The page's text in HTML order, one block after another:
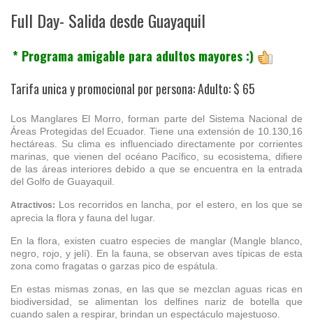
Full Day- Salida desde Guayaquil
* Programa amigable para adultos mayores :)
Tarifa unica y promocional por persona: Adulto: $ 65
Los Manglares El Morro, forman parte del Sistema Nacional de
Áreas Protegidas del Ecuador. Tiene una extensión de 10.130,16
hectáreas. Su clima es influenciado directamente por corrientes
marinas, que vienen del océano Pacífico, su ecosistema, difiere
de las áreas interiores debido a que se encuentra en la entrada
del Golfo de Guayaquil.
Atractivos: Los recorridos en lancha, por el estero, en los que se
aprecia la flora y fauna del lugar.
En la flora, existen cuatro especies de manglar (Mangle blanco,
negro, rojo, y jelí). En la fauna, se observan aves típicas de esta
zona como fragatas o garzas pico de espátula.
En estas mismas zonas, en las que se mezclan aguas ricas en
biodiversidad, se alimentan los delfines nariz de botella que
cuando salen a respirar, brindan un espectáculo majestuoso.